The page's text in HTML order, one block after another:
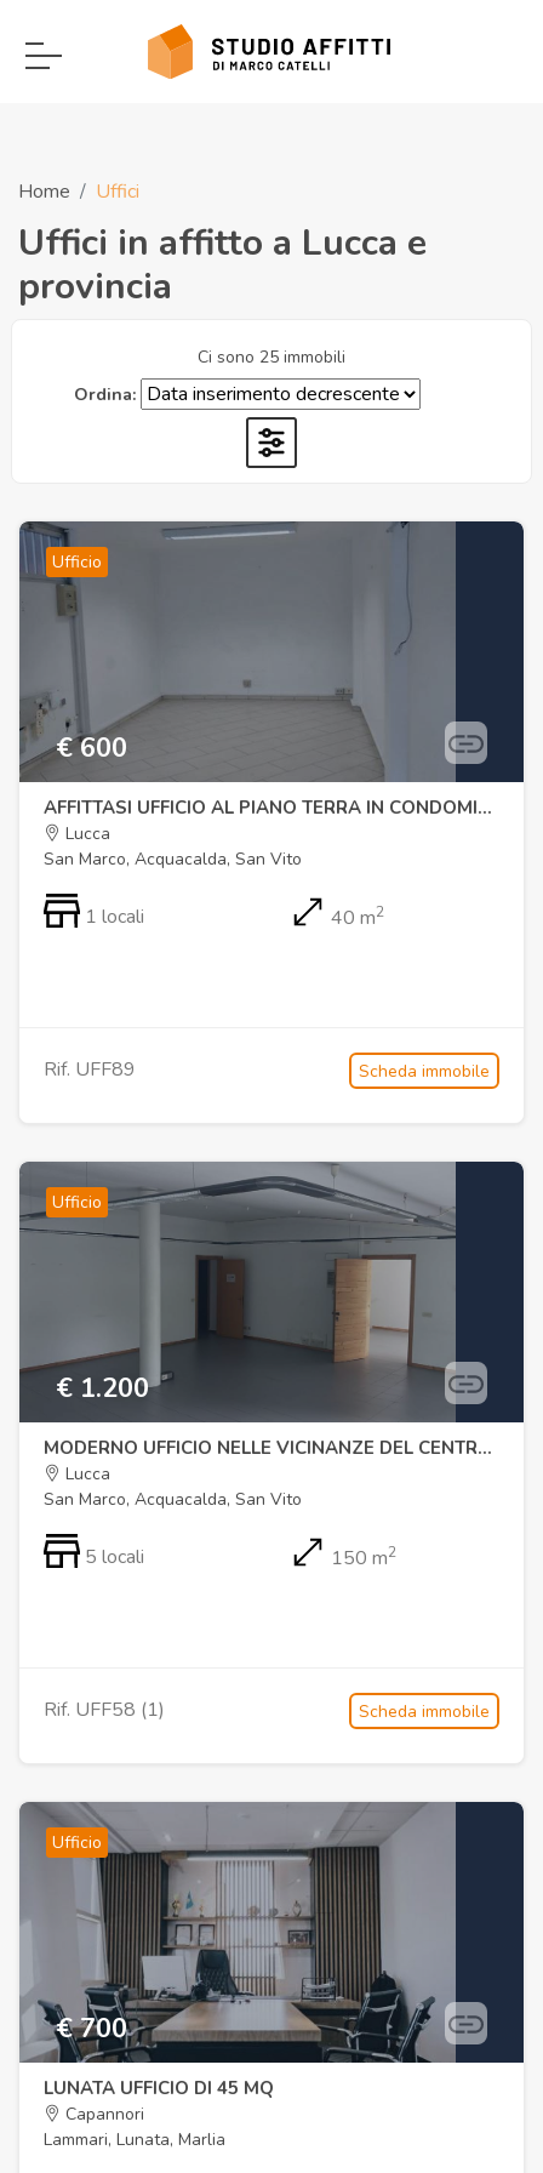
Home Uffici
Uffici in affitto a Lucca e
provincia
Ci sono 25 immobili
Ordina:
Ufficio
€ 600
AFFITTASI UFFICIO AL PIANO TERRA IN CONDOMINIO
Lucca
San Marco, Acquacalda, San Vito
1 locali 40 m2
Rif. UFF89 Scheda immobile
Ufficio
€ 1.200
MODERNO UFFICIO NELLE VICINANZE DEL CENTRO STORICO
Lucca
San Marco, Acquacalda, San Vito
5 locali 150 m2
Rif. UFF58 (1) Scheda immobile
Ufficio
€ 700
LUNATA UFFICIO DI 45 MQ
Capannori
Lammari, Lunata, Marlia